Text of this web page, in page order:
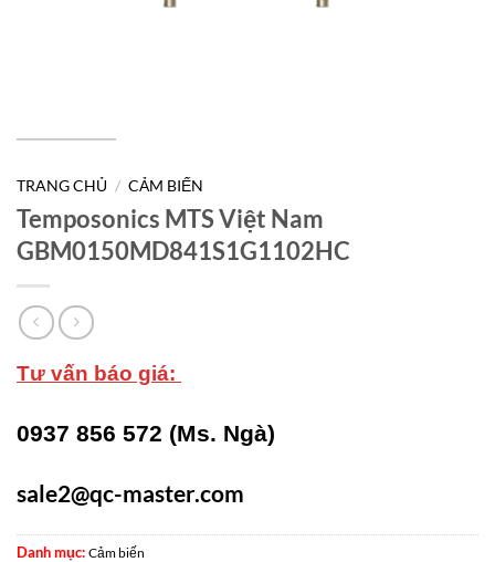
TRANG CHỦ / CẢM BIẾN
Temposonics MTS Việt Nam
GBM0150MD841S1G1102HC
Tư vấn báo giá:
0937 856 572 (Ms. Ngà)
sale2@qc-master.com
Danh mục: Cảm biến